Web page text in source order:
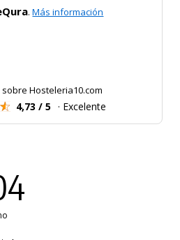
.Más información
Hosteleria10.com
4,73 / 5 · Excelente